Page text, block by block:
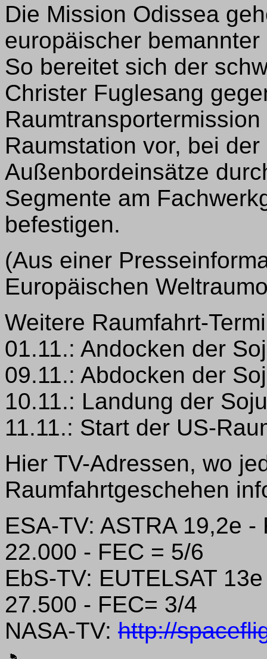
Die Mission Odissea
europäischer
So bereitet sich der
Christer Fuglesang
Raumstation vor, bei
Außenbordeinsätze
Segmente am
befestigen.
(Aus einer
Europäischen
Weitere Raumfahrt-
01.11.: Andocken der
09.11.: Abdocken der
10.11.: Landung der
11.11.: Start der US-
Hier TV-Adressen, wo
Raumfahrtgeschehen
ESA-TV: ASTRA 19,2e
22.000 - FEC = 5/6
EbS-TV: EUTELSAT
27.500 - FEC= 3/4
NASA-TV: http://